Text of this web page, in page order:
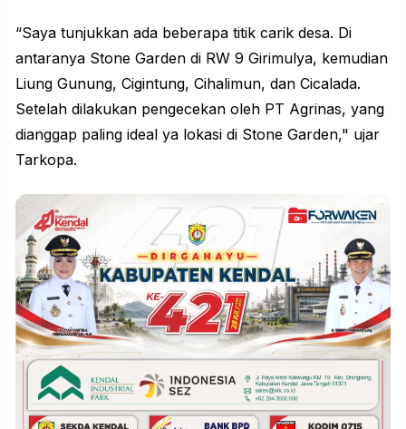
“Saya tunjukkan ada beberapa titik carik desa. Di
antaranya Stone Garden di RW 9 Girimulya, kemudian
Liung Gunung, Cigintung, Cihalimun, dan Cicalada.
Setelah dilakukan pengecekan oleh PT Agrinas, yang
dianggap paling ideal ya lokasi di Stone Garden," ujar
Tarkopa.